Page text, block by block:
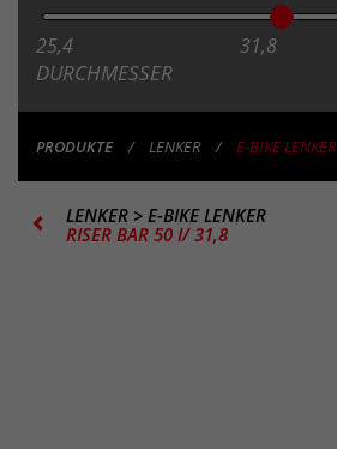
25,4 31,8
DURCHMESSER
PRODUKTE LENKER E-BIKE LENKER
LENKER > E-BIKE LENKER
RISER BAR 50 I/ 31,8